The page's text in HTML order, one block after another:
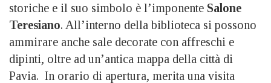
storiche e il suo simbolo è l’imponente Salone
Teresiano. All’interno della biblioteca si possono
ammirare anche sale decorate con affreschi e
dipinti, oltre ad un’antica mappa della città di
Pavia. In orario di apertura, merita una visita